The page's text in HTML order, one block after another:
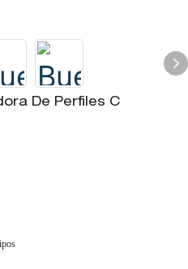
De Perfiles C